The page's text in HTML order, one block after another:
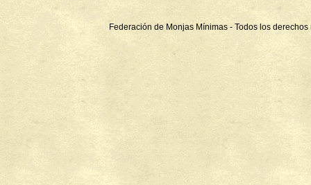
Federación de Monjas Mínimas - Todos los